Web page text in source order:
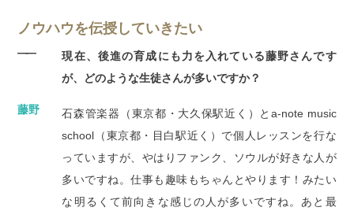
ノウハウを伝授していきたい
――
現在、後進の育成にも力を入れている藤野さんです
が、どのような生徒さんが多いですか？
藤野
石森管楽器（東京都・大久保駅近く）とa-note music
school（東京都・目白駅近く）で個人レッスンを行な
っていますが、やはりファンク、ソウルが好きな人が
多いですね。仕事も趣味もちゃんとやります！みたい
な明るくて前向きな感じの人が多いですね。あと最